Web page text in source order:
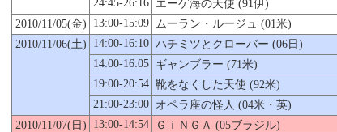
24:45-26:16
エーゲ海の天使 (91伊)
2010/11/05(金) 13:00-15:09 ムーラン・ルージュ (01米)
2010/11/06(土)
14:00-16:10 ハチミツとクローバー (06日)
14:00-16:05
ギャンブラー (71米)
19:00-20:54 靴をなくした天使 (92米)
21:00-23:00
オペラ座の怪人 (04米・英)
2010/11/07(日)
13:00-14:54 ＧｉＮＧＡ (05ブラジル)